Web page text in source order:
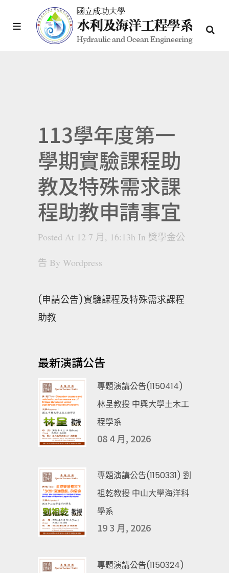
113學年度第一
學期實驗課程助
教及特殊需求課
程助教申請事宜
Posted At 12 7 月, 16:13h In 獎學金公
告 By Wordpress
(申請公告)實驗課程及特殊需求課程
助教
最新演講公告
專題演講公告(1150414)
林呈教授 中興大學土木工
程學系
08 4 月, 2026
專題演講公告(1150331) 劉
祖乾教授 中山大學海洋科
學系
19 3 月, 2026
專題演講公告(1150324)